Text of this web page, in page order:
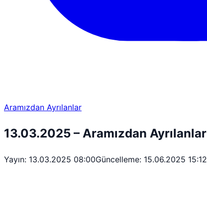
Aramızdan Ayrılanlar
13.03.2025 – Aramızdan Ayrılanlar
Yayın: 13.03.2025 08:00Güncelleme: 15.06.2025 15:12